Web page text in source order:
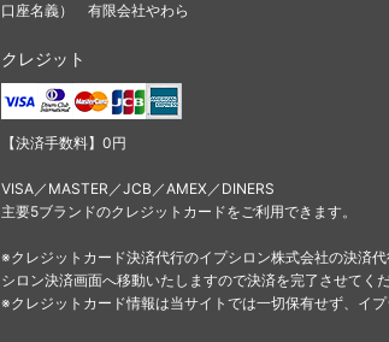
口座名義） 有限会社やわら
クレジット
【決済手数料】0円
VISA／MASTER／JCB／AMEX／DINERS
主要5ブランドのクレジットカードをご利用できます。
※クレジットカード決済代行のイプシロン株式会社の決済
シロン決済画面へ移動いたしますので決済を完了させてくだ
※クレジットカード情報は当サイトでは一切保有せず、イ